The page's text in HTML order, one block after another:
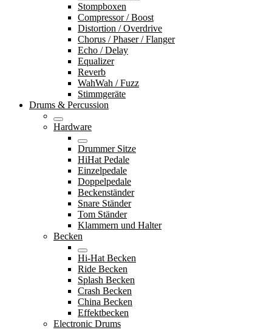
Stompboxen
Compressor / Boost
Distortion / Overdrive
Chorus / Phaser / Flanger
Echo / Delay
Equalizer
Reverb
WahWah / Fuzz
Stimmgeräte
Drums & Percussion
Hardware
Drummer Sitze
HiHat Pedale
Einzelpedale
Doppelpedale
Beckenständer
Snare Ständer
Tom Ständer
Klammern und Halter
Becken
Hi-Hat Becken
Ride Becken
Splash Becken
Crash Becken
China Becken
Effektbecken
Electronic Drums